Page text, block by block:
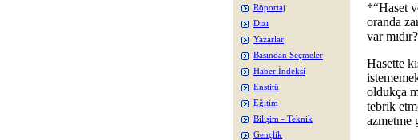
Röportaj
Dizi
Yazarlar
Basından Seçmeler
Haber İndeksi
Enstitü
Eğitim
Bilişim - Teknik
Gençlik
*“Haset
oranda
var
Hasette
oldukça
tebrik
azmetme